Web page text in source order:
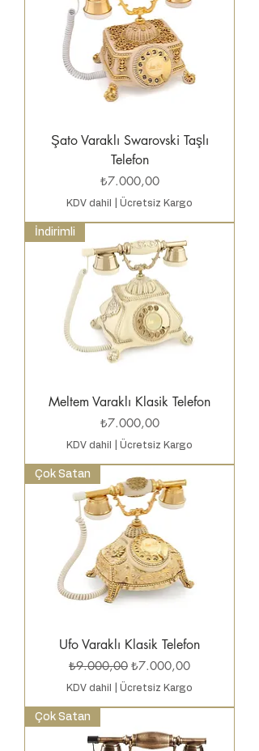
Şato Varaklı Swarovski Taşlı
Telefon
Fiyat
₺7.000,00
KDV dahil Ücretsiz Kargo
İndirimli
Meltem Varaklı Klasik Telefon
Fiyat
₺7.000,00
KDV dahil Ücretsiz Kargo
Çok Satan
Ufo Varaklı Klasik Telefon
Normal Fiyat
₺9.000,00 İndirimli Fiyat
₺7.000,00
KDV dahil Ücretsiz Kargo
Çok Satan